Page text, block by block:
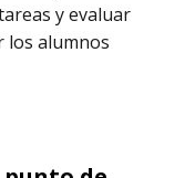
y evaluar
los alumnos